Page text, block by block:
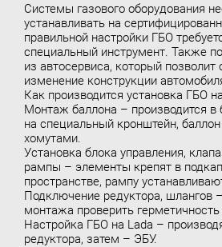
Системы газового оборудования
устанавливать на
правильной настройки ГБО
специальный инструмент. Также
из автосервиса, который
изменение конструкции
Как производится установка ГБО
Монтаж баллона – производится в
на специальный кронштейн,
хомутами.
Установка блока управления,
рампы – элементы крепят в
пространстве, рампу
Подключение редуктора, шлангов
монтажа проверить
Настройка ГБО на Lada –
редуктора, затем – ЭБУ.